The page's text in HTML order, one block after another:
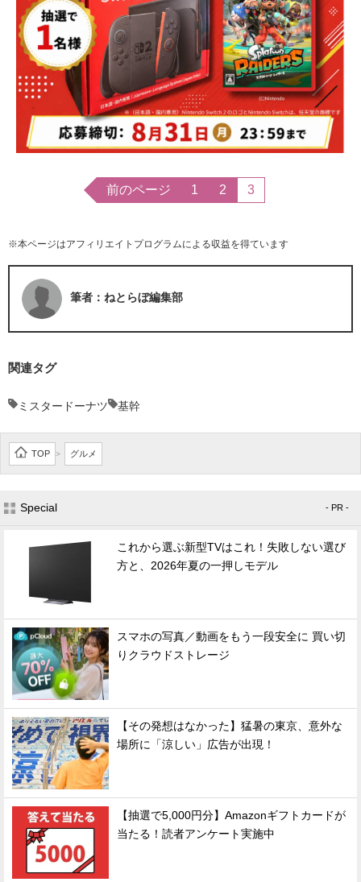
前のページ 1 2 3
※本ページはアフィリエイトプログラムによる収益を得ています
筆者：ねとらぼ編集部
関連タグ
ミスタードーナツ 基幹
TOP > グルメ
Special - PR -
これから選ぶ新型TVはこれ！失敗しない選び
方と、2026年夏の一押しモデル
スマホの写真／動画をもう一段安全に 買い切
りクラウドストレージ
【その発想はなかった】猛暑の東京、意外な
場所に「涼しい」広告が出現！
【抽選で5,000円分】Amazonギフトカードが
当たる！読者アンケート実施中